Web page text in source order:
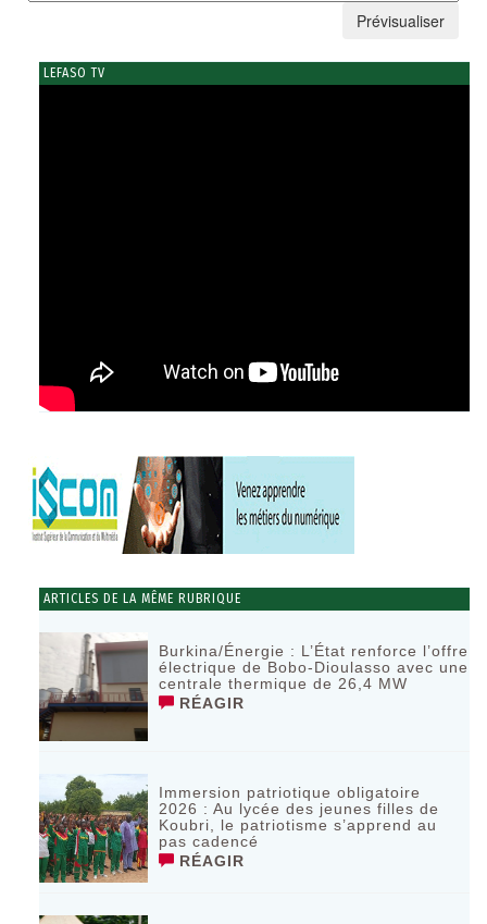
LEFASO TV
ARTICLES DE LA MÊME RUBRIQUE
Burkina/Énergie : L’État renforce l’offre
électrique de Bobo-Dioulasso avec une
centrale thermique de 26,4 MW
RÉAGIR
Immersion patriotique obligatoire
2026 : Au lycée des jeunes filles de
Koubri, le patriotisme s’apprend au
pas cadencé
RÉAGIR